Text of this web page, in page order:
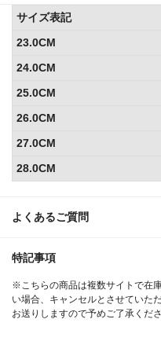
よくあるご質問
特記事項
※こちらの商品は複数サイトで在
い場合、キャンセルとさせていた
お送りしますので予めご了承くださ
サイズ表記
23.0CM
24.0CM
25.0CM
26.0CM
27.0CM
28.0CM